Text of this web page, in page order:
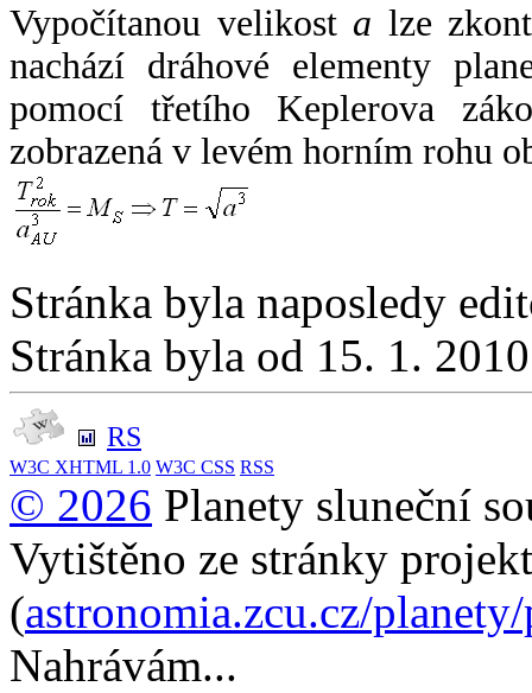
Vypočítanou velikost a lze
nachází dráhové elementy
pomocí třetího Keplerova
zobrazená v levém horním rohu
Stránka byla naposledy
Stránka byla od 15. 1.
RS
W3C XHTML 1.0 W3C CSS RSS
© 2026 Planety sluneční
Vytištěno ze stránky
(astronomia.zcu.cz/
Nahrávám...